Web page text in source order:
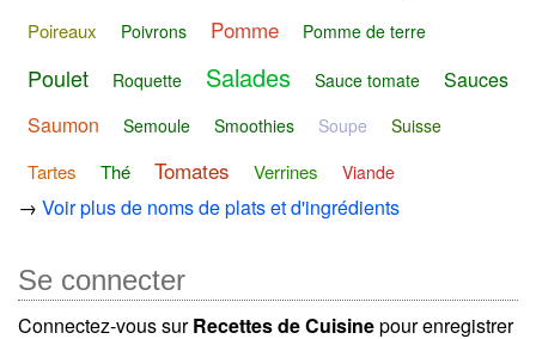
Poireaux
Poivrons Pomme Pomme de terre
Poulet Roquette Salades Sauce tomate
Sauces
Saumon
Semoule Smoothies Soupe Suisse
Tartes Thé Tomates Verrines Viande
→ Voir plus de noms de plats et d'ingrédients
Se connecter
Connectez-vous surRecettes de Cuisinepour enregistrer